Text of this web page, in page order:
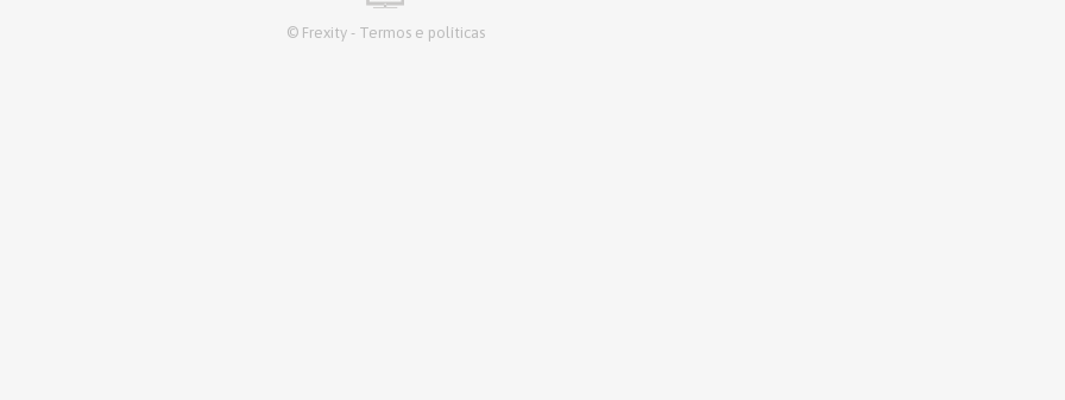
© Frexity- Termos e políticas